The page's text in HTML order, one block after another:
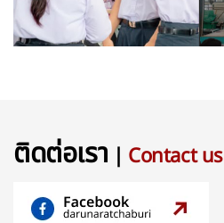
ติดต่อเรา | Contact us